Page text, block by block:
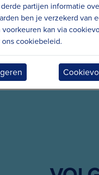
de klok kunnen
partijen informatie
ben je verzekerd van
kan via
cookiebeleid.